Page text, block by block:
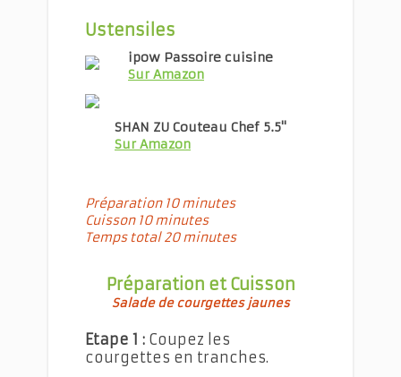
Ustensiles
ipow Passoire cuisine
Sur Amazon
SHAN ZU Couteau Chef 5.5''
Sur Amazon
Préparation 10 minutes
Cuisson 10 minutes
Temps total 20 minutes
Préparation et Cuisson
Salade de courgettes jaunes
Etape 1 : Coupez les
courgettes en tranches.